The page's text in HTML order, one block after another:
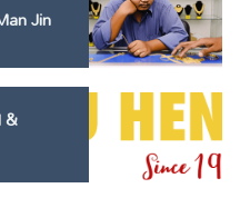
Jin
&